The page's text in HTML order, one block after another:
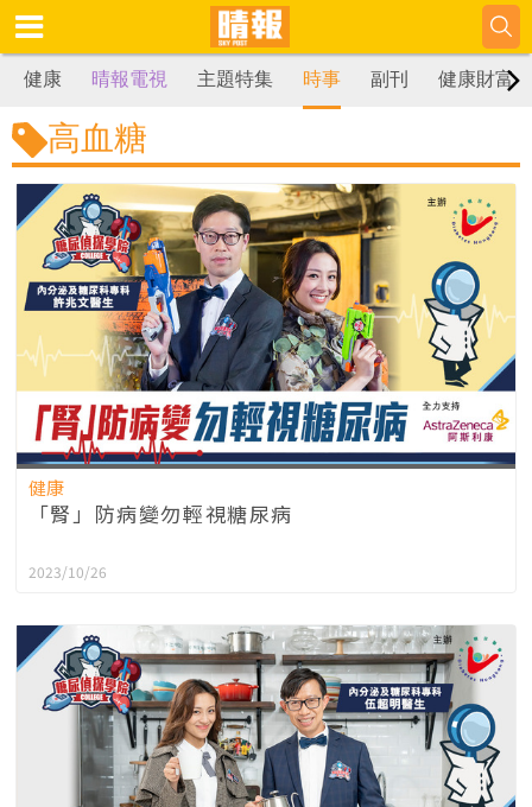
健康 晴報電視 主題特集 時事 副刊 健康財富
高血糖
健康
「腎」防病變勿輕視糖尿病
2023/10/26